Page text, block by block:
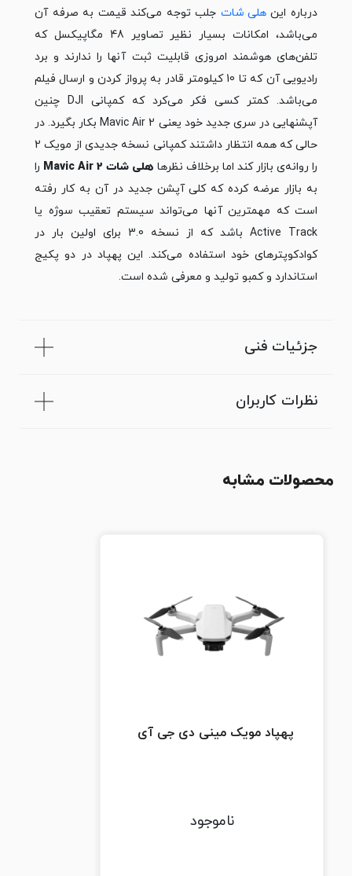
درباره اینهلی شات جلب توجه می‌کند قیمت به صرفه آن
می‌باشد، امکانات بسیار نظیر تصاویر 48 مگاپیکسل که
تلفن‌های هوشمند امروزی قابلیت ثبت آنها را ندارند و برد
رادیویی آن که تا 10 کیلومتر قادر به پرواز کردن و ارسال فیلم
می‌باشد. کمتر کسی فکر می‌کرد که کمپانی DJI چنین
آپشنهایی در سری جدید خود یعنی Mavic Air 2 بکار بگیرد. در
حالی که همه انتظار داشتند کمپانی نسخه جدیدی از مویک 2
را روانه‌ی بازار کند اما برخلاف نظرها هلی شات Mavic Air 2
را
به بازار عرضه کرده که کلی آپشن جدید در آن به کار رفته
است که مهمترین آنها می‌تواند سیستم تعقیب سوژه یا
Active Track باشد که از نسخه 3.0 برای اولین بار در
کوادکوپترهای خود استفاده می‌کند. این پهپاد در دو پکیج
استاندارد و کمبو تولید و معرفی شده است.
جزئیات فنی
نظرات کاربران
محصولات مشابه
پهپاد مویک مینی دی جی آی
ناموجود